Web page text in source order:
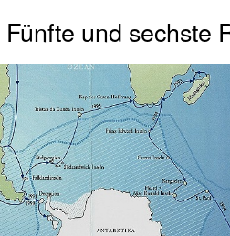
und sechste